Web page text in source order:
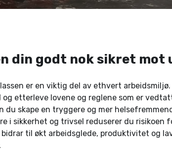
din godt nok sikret mot
er en viktig del av ethvert arbeidsmiljø.
og etterleve lovene og reglene som er
du skape en tryggere og mer
i sikkerhet og trivsel reduserer du risikoen
bidrar til økt arbeidsglede, produktivitet og